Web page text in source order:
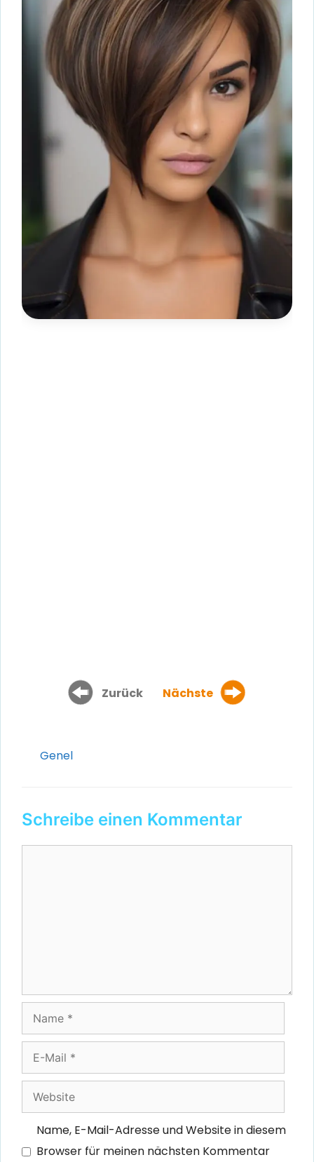
Zurück Nächste
Kategorien
Genel
Schreibe einen Kommentar
Name
Mail
Website
Name, E-Mail-Adresse und Website in diesem
Browser für meinen nächsten Kommentar